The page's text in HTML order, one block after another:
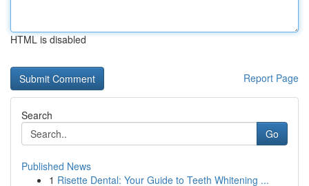
HTML is disabled
Report Page
Search
Go
Published News
1 Risette Dental: Your Guide to Teeth Whitening ...